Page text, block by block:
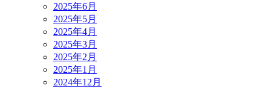
2025年6月
2025年5月
2025年4月
2025年3月
2025年2月
2025年1月
2024年12月